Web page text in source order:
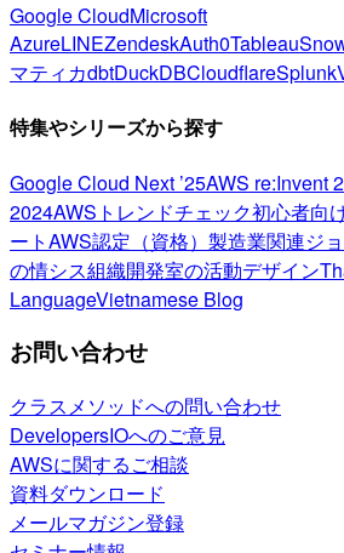
Google CloudMicrosoft
AzureLINEZendeskAuth0Tableau
マティカdbtDuckDBCloudflareSplunk
特集やシリーズから探す
Google Cloud Next ’25AWS re:Invent
2024AWSトレンドチェック初心者向
ートAWS認定（資格） 製造業関連ジ
の情シス組織開発室の活動デザイン
LanguageVietnamese Blog
お問い合わせ
クラスメソッドへの問い合わせ
DevelopersIOへのご意見
AWSに関するご相談
資料ダウンロード
メールマガジン登録